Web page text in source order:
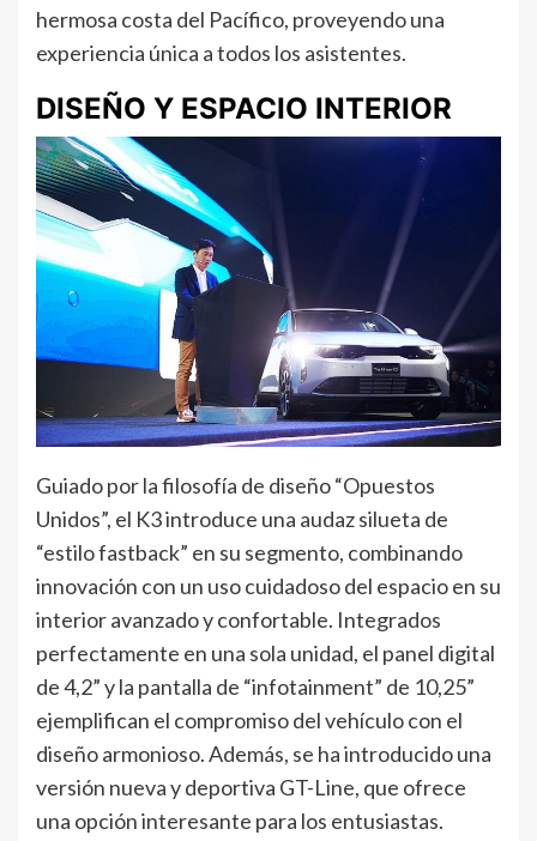
hermosa costa del Pacífico, proveyendo una
experiencia única a todos los asistentes.
DISEÑO Y ESPACIO INTERIOR
Guiado por la filosofía de diseño “Opuestos
Unidos”, el K3 introduce una audaz silueta de
“estilo fastback” en su segmento, combinando
innovación con un uso cuidadoso del espacio en su
interior avanzado y confortable. Integrados
perfectamente en una sola unidad, el panel digital
de 4,2” y la pantalla de “infotainment” de 10,25”
ejemplifican el compromiso del vehículo con el
diseño armonioso. Además, se ha introducido una
versión nueva y deportiva GT-Line, que ofrece
una opción interesante para los entusiastas.